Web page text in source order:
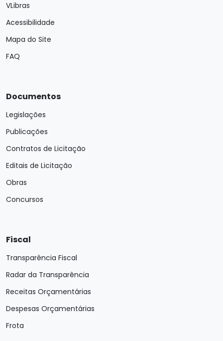
VLibras
Acessibilidade
Mapa do Site
FAQ
Documentos
Legislações
Publicações
Contratos de Licitação
Editais de Licitação
Obras
Concursos
Fiscal
Transparência Fiscal
Radar da Transparência
Receitas Orçamentárias
Despesas Orçamentárias
Frota